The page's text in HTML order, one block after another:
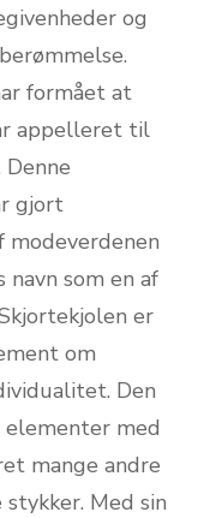
og
formået at
appelleret til
gjort
som en af
er
om
Den
elementer med
mange andre
Med sin